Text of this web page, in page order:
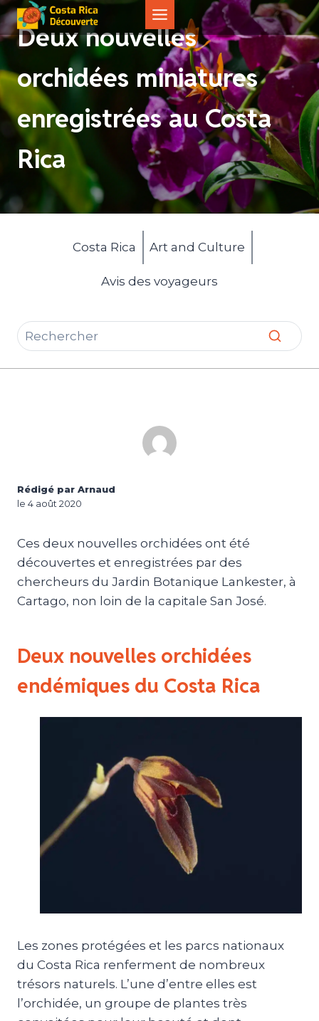
Aller
au
contenu
Deux nouvelles
orchidées miniatures
enregistrées au Costa
Rica
Costa Rica Art and Culture
Avis des voyageurs
Rédigé par Arnaud
le 4 août 2020
Ces deux nouvelles orchidées ont été
découvertes et enregistrées par des
chercheurs du Jardin Botanique Lankester, à
Cartago, non loin de la capitale San José.
Deux nouvelles orchidées
endémiques du Costa Rica
Les zones protégées et les parcs nationaux
du Costa Rica renferment de nombreux
trésors naturels. L’une d’entre elles est
l’orchidée, un groupe de plantes très